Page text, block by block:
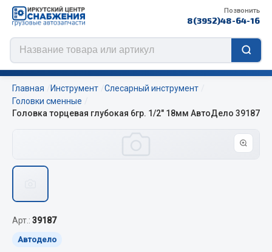
Позвонить
8(3952)48-64-16
Цепи противоскольжения
ЦЕПИ РОССИЯ
Изготовление цепей на колеса BOHU
Весь раздел
Главная Инструмент
Слесарный инструмент
Головки сменные
Головка торцевая глубокая 6гр. 1/2" 18мм АвтоДело 39187
Арт.: 39187
Автодело